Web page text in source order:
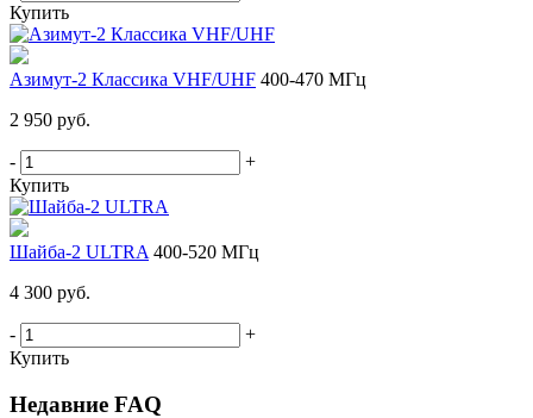
Купить
Азимут-2 Классика VHF/UHF 400-470 МГц
2 950 руб.
-
+
Купить
Шайба-2 ULTRA 400-520 МГц
4 300 руб.
-
+
Купить
Недавние FAQ